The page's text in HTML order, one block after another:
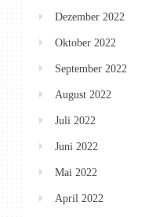
Dezember 2022
Oktober 2022
September 2022
August 2022
Juli 2022
Juni 2022
Mai 2022
April 2022